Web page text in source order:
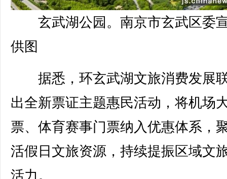
玄武湖公园。南京市玄武区委
供图
据悉，环玄武湖文旅消费发展
出全新票证主题惠民活动，将机场
票、体育赛事门票纳入优惠体系，
活假日文旅资源，持续提振区域文
活力。